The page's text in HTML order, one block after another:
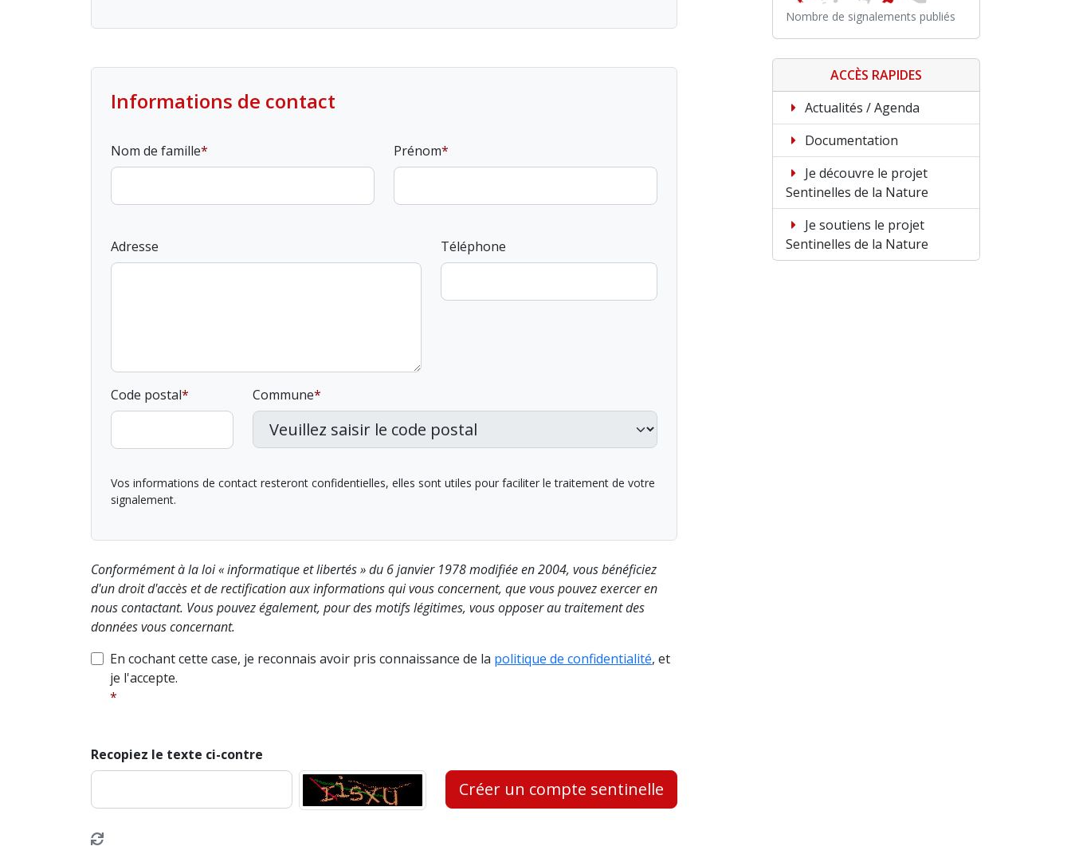
Informations de contact
Nom de famille Prénom
Adresse Téléphone
Code postal Commune
Vos informations de contact resteront confidentielles, elles sont utiles pour faciliter le traitement de votre
signalement.
Conformément à la loi « informatique et libertés » du 6 janvier 1978 modifiée en 2004, vous bénéficiez
d'un droit d'accès et de rectification aux informations qui vous concernent, que vous pouvez exercer en
nous contactant. Vous pouvez également, pour des motifs légitimes, vous opposer au traitement des
données vous concernant.
En cochant cette case, je reconnais avoir pris connaissance de la politique de confidentialité, et
je l'accepte.
Recopiez le texte ci-contre
Créer un compte sentinelle
Nombre de signalements publiés
ACCÈS RAPIDES
Actualités / Agenda
Documentation
Je découvre le projet
Sentinelles de la Nature
Je soutiens le projet
Sentinelles de la Nature